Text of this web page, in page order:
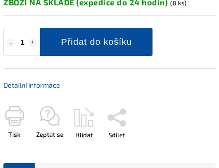
ZBOŽÍ NA SKLADĚ (expedice do 24 hodin) (8 ks)
Přidat do košíku
Detailní informace
Tisk Zeptat se Hlídat Sdílet